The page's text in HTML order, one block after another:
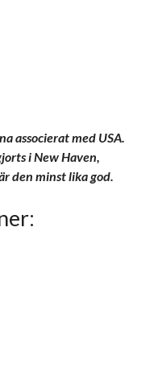
associerat med USA.
i New Haven,
den minst lika god.